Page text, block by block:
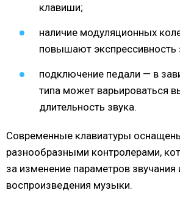
клавиши;
наличие модуляционных
повышают экспрессивность
подключение педали — в
типа может варьироваться
длительность звука.
Современные клавиатуры
разнообразными контролерами,
за изменение параметров звучания
воспроизведения музыки.